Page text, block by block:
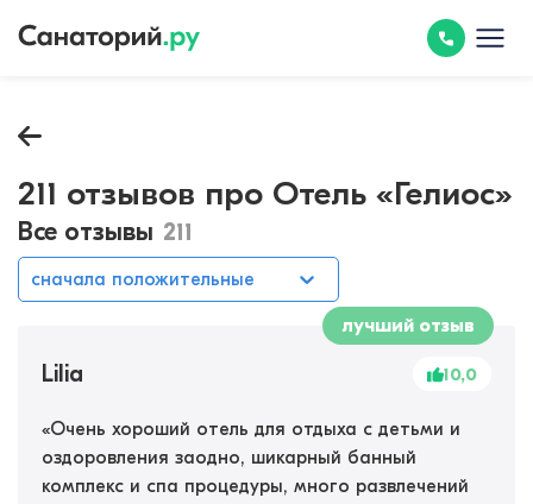
211 отзывов про Отель «Гелиос»
Все отзывы 211
сначала положительные
лучший отзыв
Lilia 10,0
«Очень хороший отель для отдыха с детьми и
оздоровления заодно, шикарный банный
комплекс и спа процедуры, много развлечений